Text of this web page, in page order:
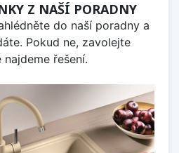
Z NAŠÍ PORADNY
do naší poradny a
Pokud ne, zavolejte
řešení.